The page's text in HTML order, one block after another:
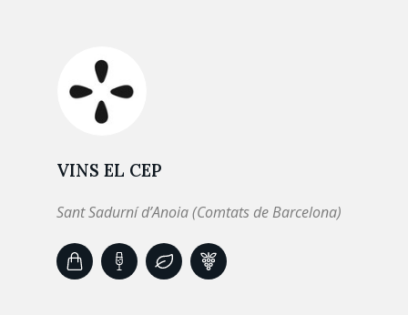
VINS EL CEP
Sant Sadurní d’Anoia (Comtats de Barcelona)